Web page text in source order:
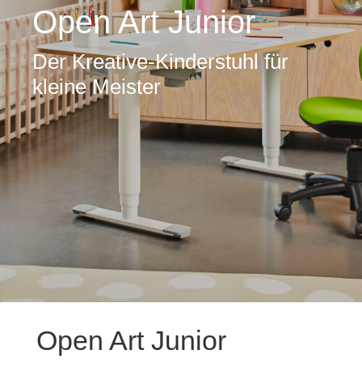
Open Art Junior
Der Kreative-Kinderstuhl für
kleine Meister
Open Art Junior